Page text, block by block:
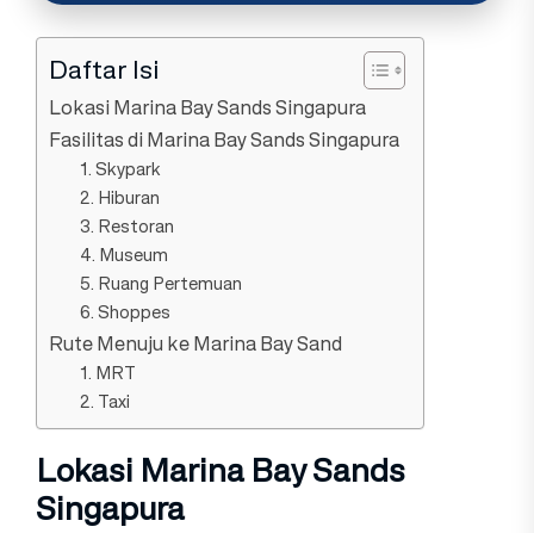
Daftar Isi
Lokasi Marina Bay Sands Singapura
Fasilitas di Marina Bay Sands Singapura
1. Skypark
2. Hiburan
3. Restoran
4. Museum
5. Ruang Pertemuan
6. Shoppes
Rute Menuju ke Marina Bay Sand
1. MRT
2. Taxi
Lokasi Marina Bay Sands
Singapura